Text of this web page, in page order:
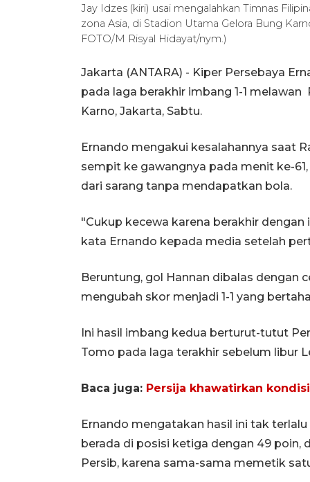
Jay Idzes (kiri) usai mengalahkan Timnas
zona Asia, di Stadion Utama Gelora Bung
FOTO/M Risyal Hidayat/nym.)
Jakarta (ANTARA) - Kiper Persebaya
pada laga berakhir imbang 1-1
Karno, Jakarta, Sabtu.
Ernando mengakui kesalahannya saat
sempit ke gawangnya pada menit ke-
dari sarang tanpa mendapatkan bola.
"Cukup kecewa karena berakhir
kata Ernando kepada media setelah
Beruntung, gol Hannan dibalas dengan
mengubah skor menjadi 1-1 yang
Ini hasil imbang kedua berturut-tutut
Tomo pada laga terakhir sebelum libur
Baca juga: Persija khawatirkan
Ernando mengatakan hasil ini tak
berada di posisi ketiga dengan 49 poin,
Persib, karena sama-sama memetik